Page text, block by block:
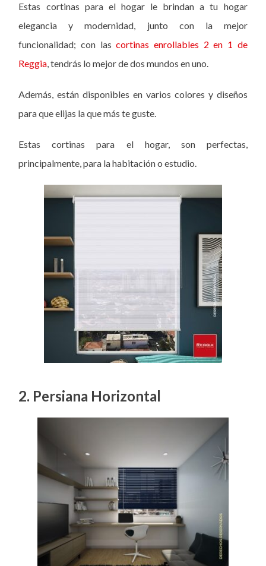
Estas cortinas para el hogar le brindan a tu hogar
elegancia y modernidad, junto con la mejor
funcionalidad; con lascortinas enrollables 2 en 1 de
Reggia, tendrás lo mejor de dos mundos en uno.
Además, están disponibles en varios colores y diseños
para que elijas la que más te guste.
Estas cortinas para el hogar, son perfectas,
principalmente, para la habitación o estudio.
2. Persiana Horizontal